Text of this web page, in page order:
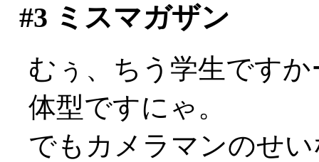
#3 ミスマガザン
むぅ、ちう学生です
体型ですにゃ。
でもカメラマンのせ